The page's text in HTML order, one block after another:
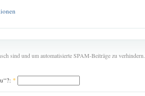
sind und um automatisierte SPAM-Beiträge zu verhindern.
*